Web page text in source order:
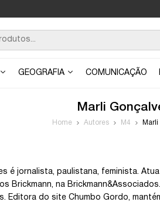
GEOGRAFIA COMUNICAÇÃO
Marli
Home Autores M4
é jornalista, paulistana, feminista.
Brickmann, na
Editora do site Chumbo Gordo,